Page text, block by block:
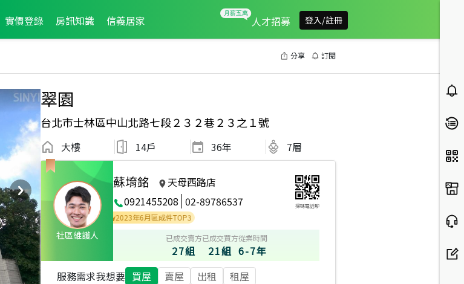
實價登錄 房訊知識 信義居家 人才招募 登入/註冊
分享 訂閱
翠園
台北市士林區中山北路七段２３２巷２３之１號
大樓 14戶 36年 7層
社區維護人
蘇堉銘
天母西路店
0921455208 02-89786537 掃碼電話聊
2025年7月區成件TOP2
2023年6月區成件TOP3
已成交賣方
27組
已成交買方
21組
從業時間
6-7年
服務需求我想要 買屋 賣屋 出租 租屋